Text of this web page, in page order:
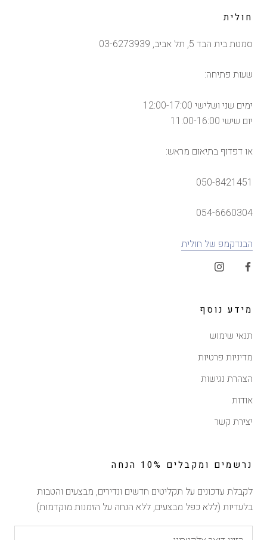
הנחה של 10% ברכישה
חולית
סמטת בית הבד 5, תל אביב, 03-6273939
שעות פתיחה:
ימים שני ושלישי 12:00-17:00
יום שישי 11:00-16:00
או דפדוף בתיאום מראש:
050-8421451
054-6660304
הבנדקמפ של חולית
מידע נוסף
תנאי שימוש
מדיניות פרטיות
הצהרת נגישות
אודות
יצירת קשר
נרשמים ומקבלים 10% הנחה
לקבלת עדכונים על תקליטים חדשים ונדירים, מבצעים והטבות
בלעדיות (ללא כפל מבצעים, ללא הנחה על הזמנות מוקדמות)